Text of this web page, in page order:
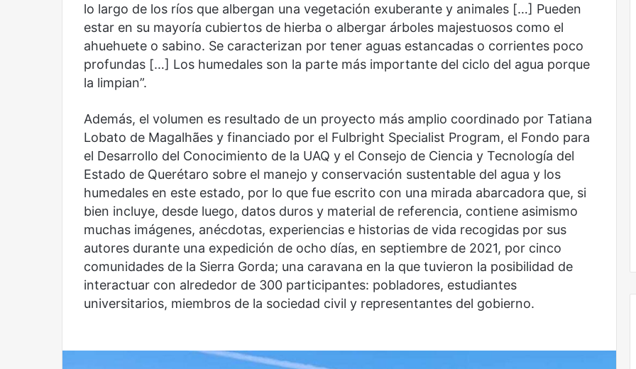
lo largo de los ríos que albergan una vegetación exuberante y animales […] Pueden
estar en su mayoría cubiertos de hierba o albergar árboles majestuosos como el
ahuehuete o sabino. Se caracterizan por tener aguas estancadas o corrientes poco
profundas […] Los humedales son la parte más importante del ciclo del agua porque
la limpian”.
Además, el volumen es resultado de un proyecto más amplio coordinado por Tatiana
Lobato de Magalhães y financiado por el Fulbright Specialist Program, el Fondo para
el Desarrollo del Conocimiento de la UAQ y el Consejo de Ciencia y Tecnología del
Estado de Querétaro sobre el manejo y conservación sustentable del agua y los
humedales en este estado, por lo que fue escrito con una mirada abarcadora que, si
bien incluye, desde luego, datos duros y material de referencia, contiene asimismo
muchas imágenes, anécdotas, experiencias e historias de vida recogidas por sus
autores durante una expedición de ocho días, en septiembre de 2021, por cinco
comunidades de la Sierra Gorda; una caravana en la que tuvieron la posibilidad de
interactuar con alrededor de 300 participantes: pobladores, estudiantes
universitarios, miembros de la sociedad civil y representantes del gobierno.